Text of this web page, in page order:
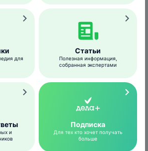
для
Статьи
Полезная информация,
собранная экспертами
и
Подписка
Для тех кто хочет получать
больше